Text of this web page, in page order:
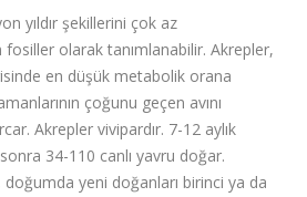
yıldır şekillerini çok az
olarak tanımlanabilir. Akrepler,
en düşük metabolik orana
çoğunu geçen avını
Akrepler vivipardır. 7-12 aylık
34-110 canlı yavru doğar.
yeni doğanları birinci ya da